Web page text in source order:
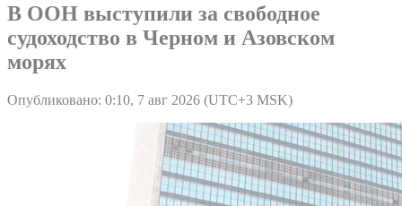
В ООН выступили за свободное
судоходство в Черном и Азовском
морях
Опубликовано: 0:10, 7 авг 2026 (UTC+3 MSK)